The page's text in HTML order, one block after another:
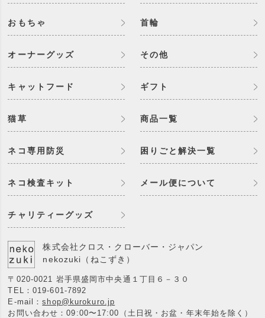
おもちゃ 首輪
オーナーグッズ
キャットフード
猫草
ネコ専用防災
ネコ検査キット
チャリティーグッズ
その他
ギフト
商品一覧
困りごと解決一覧
メール便について
株式会社クロス・クローバー・ジャパン
nekozuki（ねこずき）
〒020-0021 岩手県盛岡市中央通１丁目６－３０
TEL： 019-601-7892
E-mail：shop@kurokuro.jp
お問い合わせ：09:00〜17:00（土日祝・お盆・年末年始を除く）